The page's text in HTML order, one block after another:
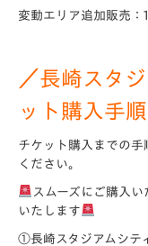
変動エリア追加販売：
／長崎スタ
ット購入手順
チケット購入までの手
ください。
スムーズにご購入
いたします
①長崎スタジアムシテ